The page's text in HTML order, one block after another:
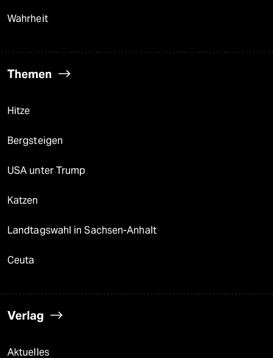
Wahrheit
Themen
Hitze
Bergsteigen
USA unter Trump
Katzen
Landtagswahl in Sachsen-Anhalt
Ceuta
Verlag
Aktuelles